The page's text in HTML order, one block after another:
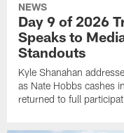
NEWS
Day 9 of 2026
Speaks to
Standouts
Kyle Shanahan
as Nate Hobbs cashes
returned to full